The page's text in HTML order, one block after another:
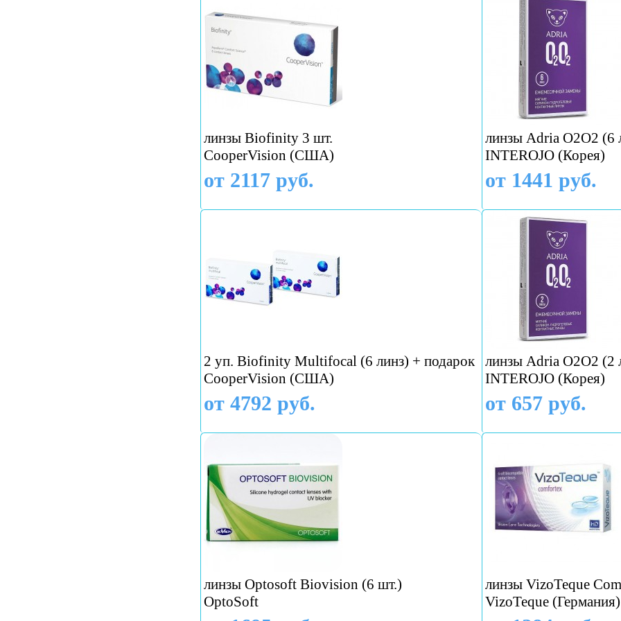
линзы Biofinity 3 шт.
CooperVision (США)
от 2117 руб.
линзы Adria O2O2 (6
INTEROJO (Корея)
от 1441 руб.
2 уп. Biofinity Multifocal (6 линз) + подарок
CooperVision (США)
от 4792 руб.
линзы Adria O2O2 (2
INTEROJO (Корея)
от 657 руб.
линзы Optosoft Biovision (6 шт.)
OptoSoft
линзы VizoTeque
VizoTeque (Германия)